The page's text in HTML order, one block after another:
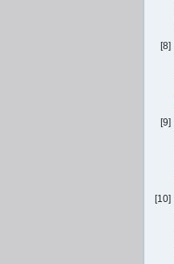
[8]
[9]
[10]